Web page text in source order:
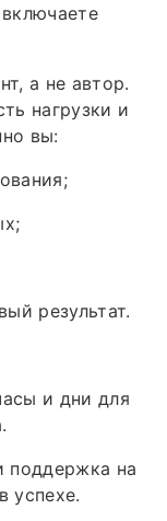
а не автор.
нагрузки и
вы:
результат.
и дни для
поддержка на
успехе.